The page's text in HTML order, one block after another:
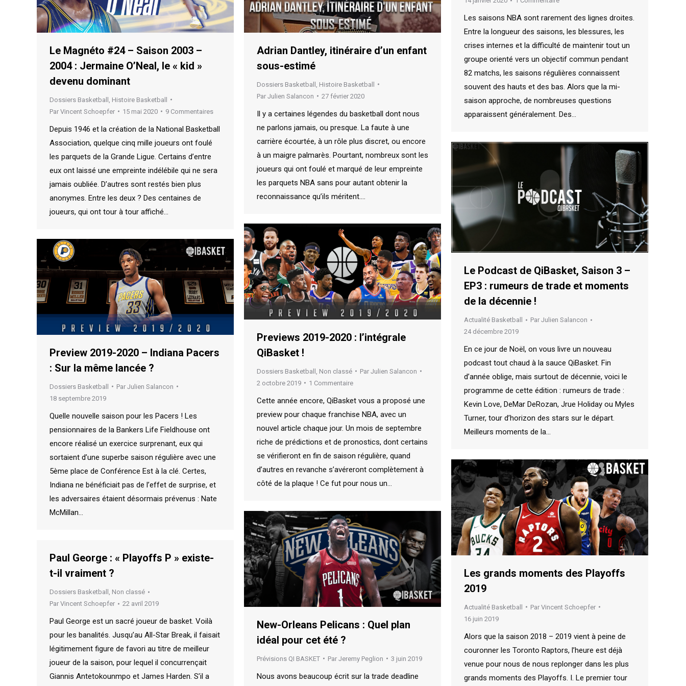
Le Magnéto #24 – Saison 2003 –
2004 : Jermaine O’Neal, le « kid »
devenu dominant
Dossiers Basketball Histoire Basketball
Par Vincent Schoepfer 15 mai 2020 9 Commentaires
Depuis 1946 et la création de la National Basketball
Association, quelque cinq mille joueurs ont foulé
les parquets de la Grande Ligue. Certains d’entre
eux ont laissé une empreinte indélébile qui ne sera
jamais oubliée. D’autres sont restés bien plus
anonymes. Entre les deux ? Des centaines de
joueurs, qui ont tour à tour affiché…
Adrian Dantley, itinéraire d’un enfant
sous-estimé
Dossiers Basketball Histoire Basketball
Par Julien Salancon 27 février 2020
Il y a certaines légendes du basketball dont nous
ne parlons jamais, ou presque. La faute à une
carrière écourtée, à un rôle plus discret, ou encore
à un maigre palmarès. Pourtant, nombreux sont les
joueurs qui ont foulé et marqué de leur empreinte
les parquets NBA sans pour autant obtenir la
reconnaissance qu’ils méritent.…
Les saisons NBA sont rarement des lignes droites.
Entre la longueur des saisons, les blessures, les
crises internes et la difficulté de maintenir tout un
groupe orienté vers un objectif commun pendant
82 matchs, les saisons régulières connaissent
souvent des hauts et des bas. Alors que la mi-
saison approche, de nombreuses questions
apparaissent généralement. Des…
Le Podcast de QiBasket, Saison 3 –
EP3 : rumeurs de trade et moments
de la décennie !
Actualité Basketball Par Julien Salancon
24 décembre 2019
En ce jour de Noël, on vous livre un nouveau
podcast tout chaud à la sauce QiBasket. Fin
d’année oblige, mais surtout de décennie, voici le
programme de cette édition : rumeurs de trade :
Kevin Love, DeMar DeRozan, Jrue Holiday ou Myles
Turner, tour d’horizon des stars sur le départ.
Meilleurs moments de la…
Previews 2019-2020 : l’intégrale
QiBasket !
Dossiers Basketball Non classé Par Julien Salancon
2 octobre 2019
1 Commentaire
Cette année encore, QiBasket vous a proposé une
preview pour chaque franchise NBA, avec un
nouvel article chaque jour. Un mois de septembre
riche de prédictions et de pronostics, dont certains
se vérifieront en fin de saison régulière, quand
d’autres en revanche s’avéreront complètement à
côté de la plaque ! Ce fut pour nous un…
Preview 2019-2020 – Indiana Pacers
: Sur la même lancée ?
Dossiers Basketball Par Julien Salancon
18 septembre 2019
Quelle nouvelle saison pour les Pacers ! Les
pensionnaires de la Bankers Life Fieldhouse ont
encore réalisé un exercice surprenant, eux qui
sortaient d’une superbe saison régulière avec une
5ème place de Conférence Est à la clé. Certes,
Indiana ne bénéficiait pas de l’effet de surprise, et
les adversaires étaient désormais prévenus : Nate
McMillan…
Les grands moments des Playoffs
2019
Actualité Basketball Par Vincent Schoepfer
16 juin 2019
Alors que la saison 2018 – 2019 vient à peine de
couronner les Toronto Raptors, l’heure est déjà
venue pour nous de nous replonger dans les plus
grands moments des Playoffs. I. Le premier tour
New-Orleans Pelicans : Quel plan
idéal pour cet été ?
Prévisions QI BASKET Par Jeremy Peglion 3 juin 2019
Nous avons beaucoup écrit sur la trade deadline
Paul George : « Playoffs P » existe-
t-il vraiment ?
Dossiers Basketball , Non classé
Par Vincent Schoepfer 22 avril 2019
Paul George est un sacré joueur de basket. Voilà
pour les banalités. Jusqu’au All-Star Break, il faisait
légitimement figure de favori au titre de meilleur
joueur de la saison, pour lequel il concurrençait
Giannis Antetokounmpo et James Harden. S’il a